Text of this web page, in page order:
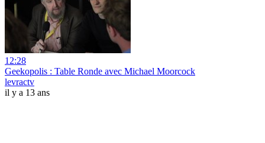
12:28
Geekopolis : Table Ronde avec Michael Moorcock
levractv
il y a 13 ans